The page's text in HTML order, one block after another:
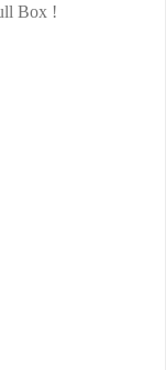
Box !